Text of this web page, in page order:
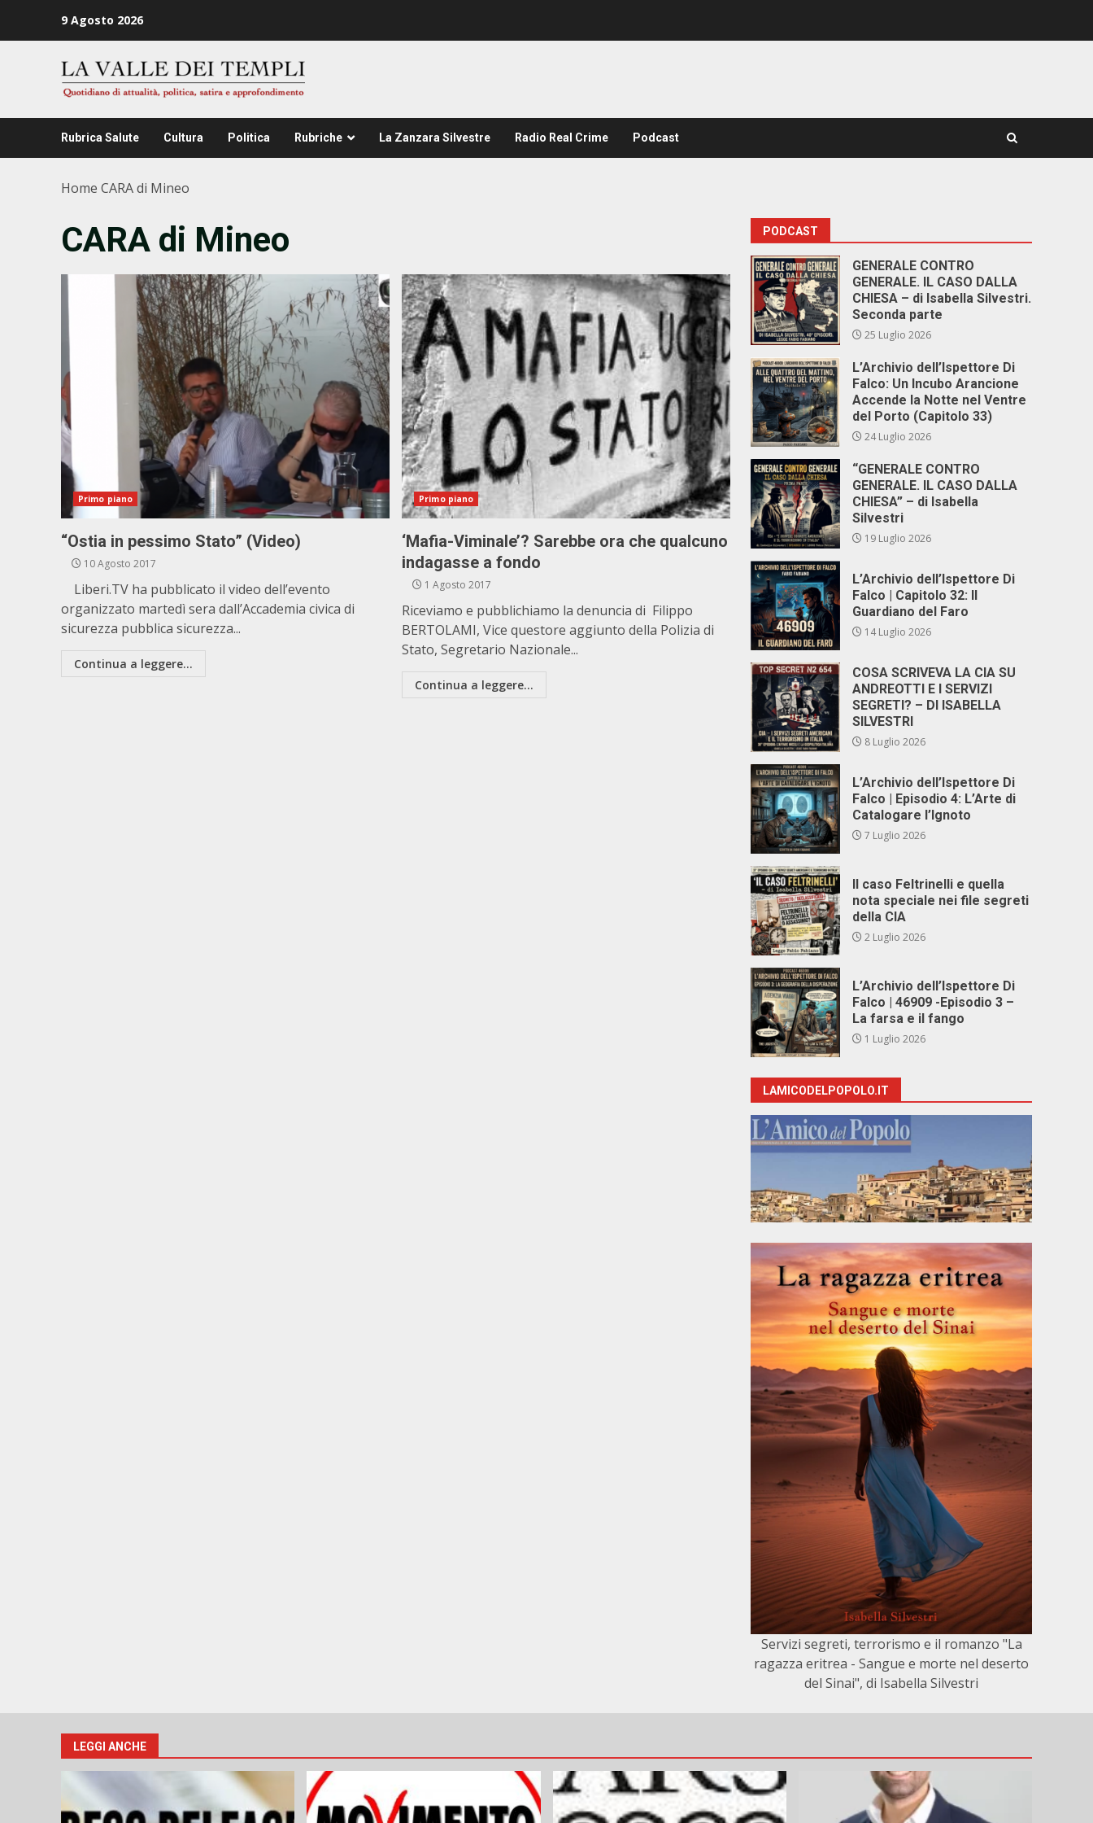
9 Agosto 2026
Rubrica Salute Cultura Politica Rubriche La Zanzara Silvestre Radio Real Crime Podcast
Home CARA di Mineo
CARA di Mineo
Primo piano
“Ostia in pessimo Stato” (Video)
10 Agosto 2017
Liberi.TV ha pubblicato il video dell’evento
organizzato martedì sera dall’Accademia civica di
sicurezza pubblica sicurezza...
Continua a leggere...
Primo piano
‘Mafia-Viminale’? Sarebbe ora che qualcuno
indagasse a fondo
1 Agosto 2017
Riceviamo e pubblichiamo la denuncia di Filippo
BERTOLAMI, Vice questore aggiunto della Polizia di
Stato, Segretario Nazionale...
Continua a leggere...
PODCAST
GENERALE CONTRO
GENERALE. IL CASO DALLA
CHIESA – di Isabella Silvestri.
Seconda parte
25 Luglio 2026
L’Archivio dell’Ispettore Di
Falco: Un Incubo Arancione
Accende la Notte nel Ventre
del Porto (Capitolo 33)
24 Luglio 2026
“GENERALE CONTRO
GENERALE. IL CASO DALLA
CHIESA” – di Isabella
Silvestri
19 Luglio 2026
L’Archivio dell’Ispettore Di
Falco | Capitolo 32: Il
Guardiano del Faro
14 Luglio 2026
COSA SCRIVEVA LA CIA SU
ANDREOTTI E I SERVIZI
SEGRETI? – DI ISABELLA
SILVESTRI
8 Luglio 2026
L’Archivio dell’Ispettore Di
Falco | Episodio 4: L’Arte di
Catalogare l’Ignoto
7 Luglio 2026
Il caso Feltrinelli e quella
nota speciale nei file segreti
della CIA
2 Luglio 2026
L’Archivio dell’Ispettore Di
Falco | 46909 -Episodio 3 –
La farsa e il fango
1 Luglio 2026
LAMICODELPOPOLO.IT
Servizi segreti, terrorismo e il romanzo "La
ragazza eritrea - Sangue e morte nel deserto
del Sinai", di Isabella Silvestri
LEGGI ANCHE